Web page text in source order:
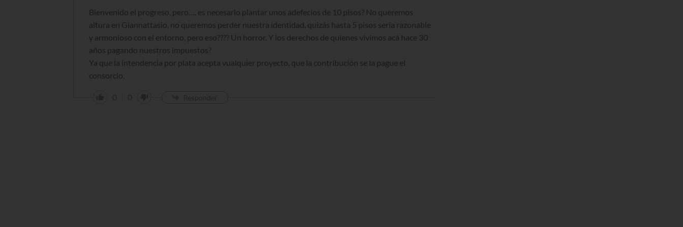
Bienvenido el progreso, pero…. es necesario plantar unos adefecios de 10 pisos? No queremos
altura en Giannattasio, no queremos perder nuestra identidad, quizás hasta 5 pisos sería razonable
y armonioso con el entorno, pero eso???? Un horror. Y los derechos de quienes vivimos acá hace 30
años pagando nuestros impuestos?
Ya que la intendencia por plata acepta vualquier proyecto, que la contribución se la pague el
consorcio.